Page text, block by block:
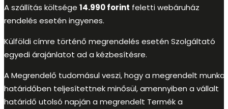
A szállítás költsége 14.990 forint feletti webáruház
rendelés esetén ingyenes.
Külföldi címre történő megrendelés esetén Szolgáltató
egyedi árajánlatot ad a kézbesítésre.
A Megrendelő tudomásul veszi, hogy a megrendelt munka
határidőben teljesítettnek minősül, amennyiben a vállalt
határidő utolsó napján a megrendelt Termék a